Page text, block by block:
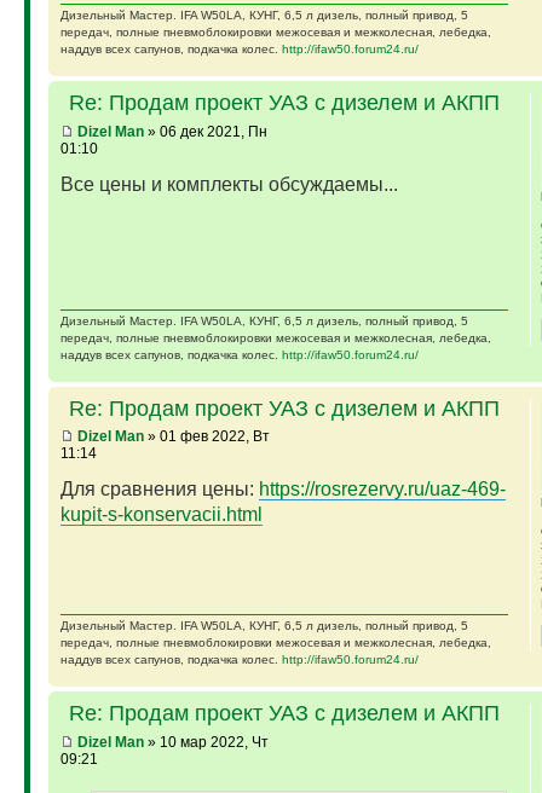
Дизельный Мастер. IFA W50LA, КУНГ, 6,5 л дизель, полный привод, 5
передач, полные пневмоблокировки межосевая и межколесная, лебедка,
наддув всех сапунов, подкачка колес. http://ifaw50.forum24.ru/
Re: Продам проект УАЗ с дизелем и АКПП
Dizel Man» 06 дек 2021, Пн
01:10
Все цены и комплекты обсуждаемы...
Дизельный Мастер. IFA W50LA, КУНГ, 6,5 л дизель, полный привод, 5
передач, полные пневмоблокировки межосевая и межколесная, лебедка,
наддув всех сапунов, подкачка колес. http://ifaw50.forum24.ru/
Re: Продам проект УАЗ с дизелем и АКПП
Dizel Man» 01 фев 2022, Вт
11:14
Для сравнения цены: https://rosrezervy.ru/uaz-469-
kupit-s-konservacii.html
Дизельный Мастер. IFA W50LA, КУНГ, 6,5 л дизель, полный привод, 5
передач, полные пневмоблокировки межосевая и межколесная, лебедка,
наддув всех сапунов, подкачка колес. http://ifaw50.forum24.ru/
Re: Продам проект УАЗ с дизелем и АКПП
Dizel Man» 10 мар 2022, Чт
09:21